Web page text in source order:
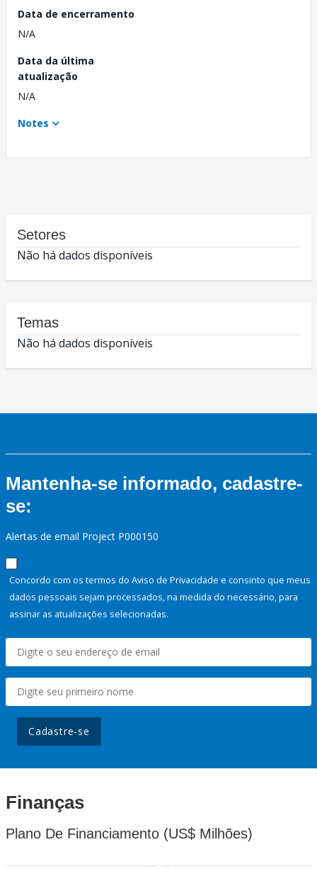
Data de encerramento
N/A
Data da última
atualização
N/A
Notes
Setores
Não há dados disponíveis
Temas
Não há dados disponíveis
Mantenha-se informado, cadastre-
se:
Alertas de email Project P000150
Concordo com os termos do Aviso de Privacidade e consinto que meus
dados pessoais sejam processados, na medida do necessário, para
assinar as atualizações selecionadas.
Cadastre-se
Finanças
Plano De Financiamento (US$ Milhões)